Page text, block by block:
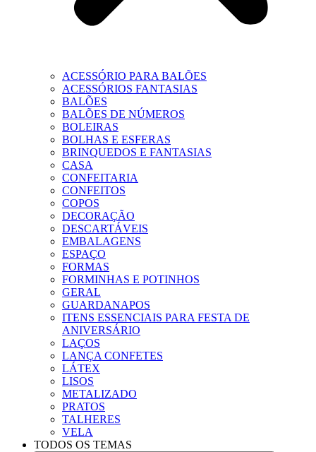
ACESSÓRIO PARA BALÕES
ACESSÓRIOS FANTASIAS
BALÕES
BALÕES DE NÚMEROS
BOLEIRAS
BOLHAS E ESFERAS
BRINQUEDOS E FANTASIAS
CASA
CONFEITARIA
CONFEITOS
COPOS
DECORAÇÃO
DESCARTÁVEIS
EMBALAGENS
ESPAÇO
FORMAS
FORMINHAS E POTINHOS
GERAL
GUARDANAPOS
ITENS ESSENCIAIS PARA FESTA DE
ANIVERSÁRIO
LAÇOS
LANÇA CONFETES
LÁTEX
LISOS
METALIZADO
PRATOS
TALHERES
VELA
TODOS OS TEMAS